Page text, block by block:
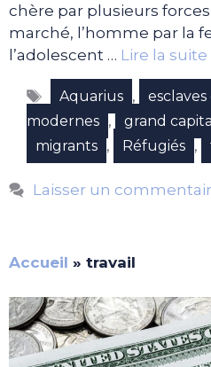
chère par plusieurs
marché, l’homme par la
l’adolescent … Lire la suite
Étiquettes
Aquarius ,
modernes , grand capital
migrants , Réfugiés ,
Laisser un
Accueil » travail